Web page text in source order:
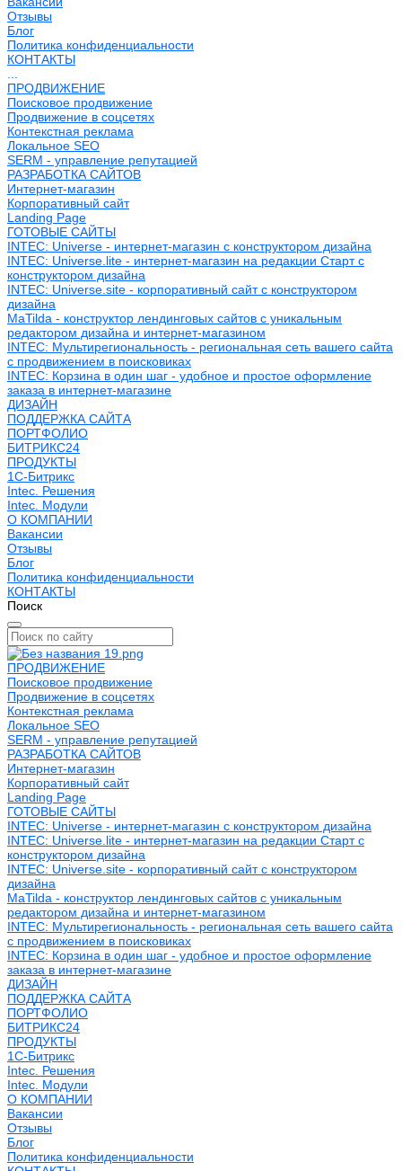
Отзывы
Блог
Политика конфиденциальности
КОНТАКТЫ
ПРОДВИЖЕНИЕ
Поисковое продвижение
Продвижение в соцсетях
Контекстная реклама
Локальное SEO
SERM - управление репутацией
РАЗРАБОТКА САЙТОВ
Интернет-магазин
Корпоративный сайт
Landing Page
ГОТОВЫЕ САЙТЫ
INTEC: Universe - интернет-магазин с конструктором дизайна
INTEC: Universe.lite - интернет-магазин на редакции Старт с
конструктором дизайна
INTEC: Universe.site - корпоративный сайт с конструктором
дизайна
MaTilda - конструктор лендинговых сайтов с уникальным
редактором дизайна и интернет-магазином
INTEC: Мультирегиональность - региональная сеть вашего сайта
с продвижением в поисковиках
INTEC: Корзина в один шаг - удобное и простое оформление
заказа в интернет-магазине
ДИЗАЙН
ПОДДЕРЖКА САЙТА
ПОРТФОЛИО
БИТРИКС24
ПРОДУКТЫ
1С-Битрикс
Intec. Решения
Intec. Модули
О КОМПАНИИ
Вакансии
Отзывы
Блог
Политика конфиденциальности
КОНТАКТЫ
Поиск
ПРОДВИЖЕНИЕ
Поисковое продвижение
Продвижение в соцсетях
Контекстная реклама
Локальное SEO
SERM - управление репутацией
РАЗРАБОТКА САЙТОВ
Интернет-магазин
Корпоративный сайт
Landing Page
ГОТОВЫЕ САЙТЫ
INTEC: Universe - интернет-магазин с конструктором дизайна
INTEC: Universe.lite - интернет-магазин на редакции Старт с
конструктором дизайна
INTEC: Universe.site - корпоративный сайт с конструктором
дизайна
MaTilda - конструктор лендинговых сайтов с уникальным
редактором дизайна и интернет-магазином
INTEC: Мультирегиональность - региональная сеть вашего сайта
с продвижением в поисковиках
INTEC: Корзина в один шаг - удобное и простое оформление
заказа в интернет-магазине
ДИЗАЙН
ПОДДЕРЖКА САЙТА
ПОРТФОЛИО
БИТРИКС24
ПРОДУКТЫ
1С-Битрикс
Intec. Решения
Intec. Модули
О КОМПАНИИ
Вакансии
Отзывы
Блог
Политика конфиденциальности